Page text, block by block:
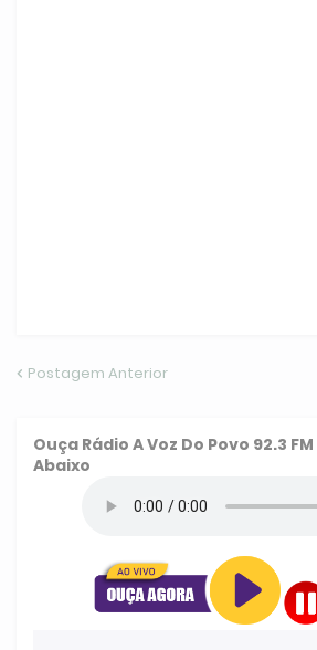
Postagem Anterior
Ouça Rádio A Voz Do Povo 92.3 FM
Abaixo